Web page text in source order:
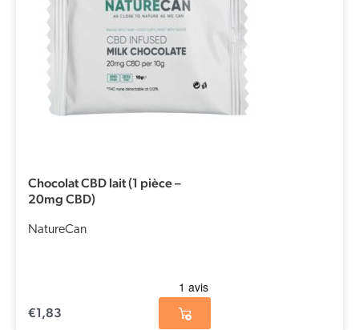
Chocolat CBD lait (1 pièce –
20mg CBD)
NatureCan
€1,83